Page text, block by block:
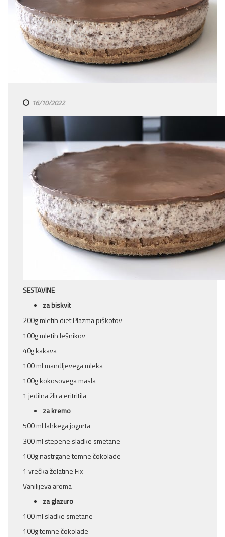
16/10/2022
SESTAVINE
za biskvit
200g mletih diet Plazma piškotov
100g mletih lešnikov
40g kakava
100 ml mandljevega mleka
100g kokosovega masla
1 jedilna žlica eritritila
za kremo
500 ml lahkega jogurta
300 ml stepene sladke smetane
100g nastrgane temne čokolade
1 vrečka želatine Fix
Vanilijeva aroma
za glazuro
100 ml sladke smetane
100g temne čokolade